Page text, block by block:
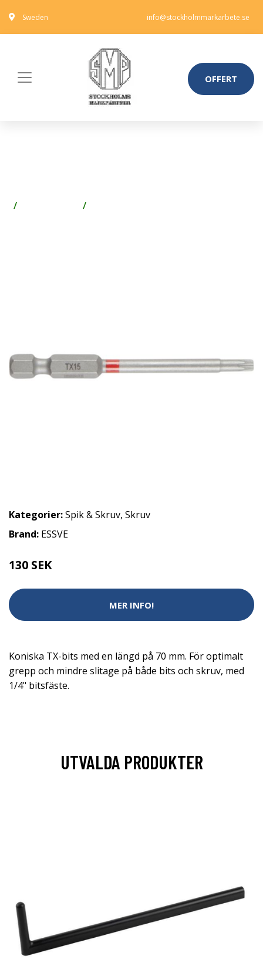
Sweden info@stockholmmarkarbete.se
OFFERT
Kategorier:Spik & Skruv, Skruv
Brand: ESSVE
130 SEK
MER INFO!
Koniska TX-bits med en längd på 70 mm. För optimalt
grepp och mindre slitage på både bits och skruv, med
1/4" bitsfäste.
UTVALDA PRODUKTER